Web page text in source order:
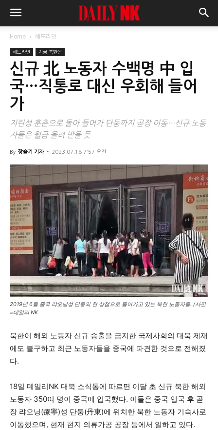
Home 헤드라인
헤드라인 지금 북한은
신규 北 노동자 수백명 中 입
국…직통로 대신 우회해 들어
가
지린성 훈춘으로 돌아 들어가 단둥까지 곧장 이동…신규 노동
자들은 월급 올려 받을 듯
By 장슬기 기자 - 2023.07.18 7:57 오전
2019년 6월 중국 랴오닝성 단둥의 한 상점으로 들어가고 있는 북한 노동자들. /사진
=데일리 NK
북한이 해외 노동자 신규 송출을 금지한 국제사회의 대북 제재
에도 불구하고 최근 노동자들을 중국에 파견한 것으로 전해졌
다.
18일 데일리NK 대북 소식통에 따르면 이달 초 신규 북한 해외
노동자 350여 명이 중국에 입국했다. 이들은 중국 입국 후 곧
장 랴오닝(療寧)성 단둥(丹東)에 위치한 북한 노동자 기숙사로
이동했으며, 현재 현지 의류가공 공장 등에서 일하고 있다.